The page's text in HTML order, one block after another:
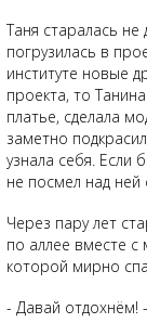
Таня старалась
погрузилась в
институте новые
проекта, то
платье, сделала
заметно
узнала себя. Если
не посмел над ней
Через пару лет
по аллее вместе с
которой мирно
- Давай отдохнём!